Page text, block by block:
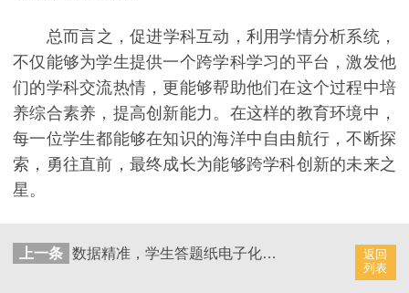
总而言之，促进学科互动，利用学情分析系统，
不仅能够为学生提供一个跨学科学习的平台，激发他
们的学科交流热情，更能够帮助他们在这个过程中培
养综合素养，提高创新能力。在这样的教育环境中，
每一位学生都能够在知识的海洋中自由航行，不断探
索，勇往直前，最终成长为能够跨学科创新的未来之
星。
返回
列表
上一条 数据精准，学生答题纸电子化系统，确保考试成绩数据精准